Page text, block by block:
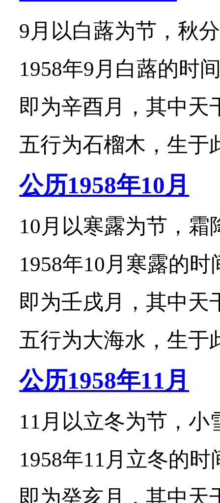
9月以白蕗为节，秋
1958年9月白蕗的时
即为辛酉月，其中天
五行为石榴木，生于
公历1958年10月
10月以寒露为节，
1958年10月寒露的
即为壬戌月，其中天
五行为大海水，生于
公历1958年11月
11月以立冬为节，
1958年11月立冬的
即为癸亥月，其中天